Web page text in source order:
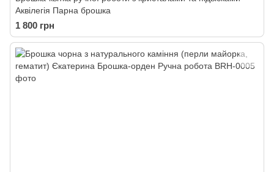
Аквілегія Парна брошка
1 800 грн